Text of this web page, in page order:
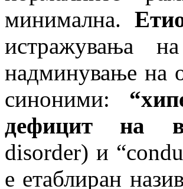
минимална.
истражувања
надминување на
синоними: “
дефицит на
disorder) и
е етаблиран